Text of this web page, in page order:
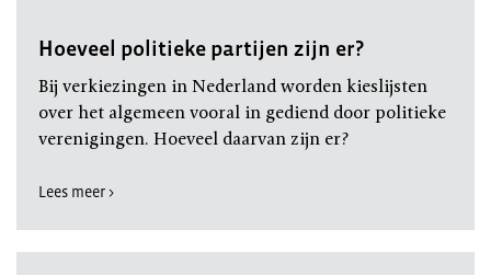
Hoeveel politieke partijen zijn er?
Bij verkiezingen in Nederland worden kieslijsten
over het algemeen vooral in gediend door politieke
verenigingen. Hoeveel daarvan zijn er?
Lees meer >